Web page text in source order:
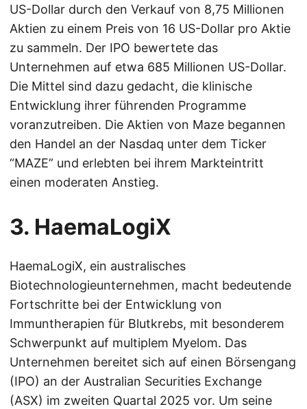
US-Dollar durch den Verkauf von 8,75 Millionen
Aktien zu einem Preis von 16 US-Dollar pro Aktie
zu sammeln. Der IPO bewertete das
Unternehmen auf etwa 685 Millionen US-Dollar.
Die Mittel sind dazu gedacht, die klinische
Entwicklung ihrer führenden Programme
voranzutreiben. Die Aktien von Maze begannen
den Handel an der Nasdaq unter dem Ticker
“MAZE” und erlebten bei ihrem Markteintritt
einen moderaten Anstieg.
3. HaemaLogiX
HaemaLogiX, ein australisches
Biotechnologieunternehmen, macht bedeutende
Fortschritte bei der Entwicklung von
Immuntherapien für Blutkrebs, mit besonderem
Schwerpunkt auf multiplem Myelom. Das
Unternehmen bereitet sich auf einen Börsengang
(IPO) an der Australian Securities Exchange
(ASX) im zweiten Quartal 2025 vor. Um seine